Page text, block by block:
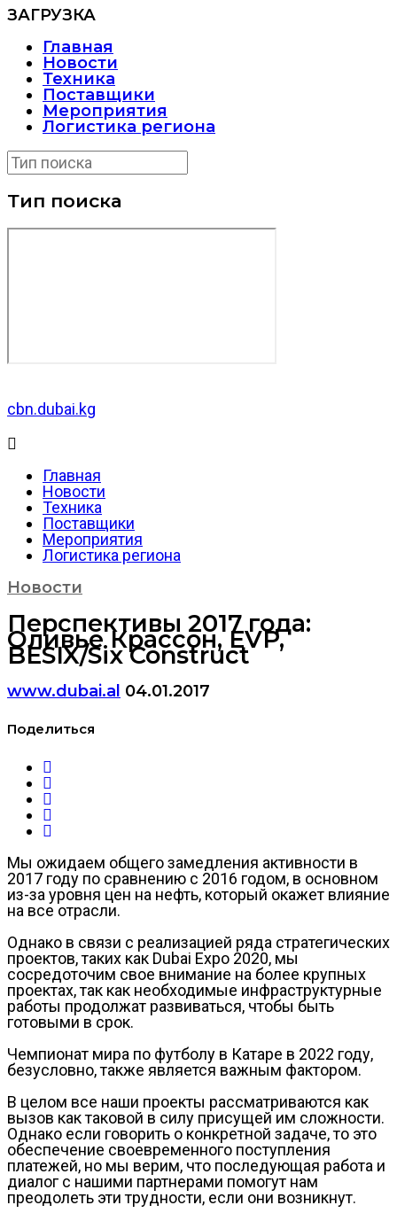
ЗАГРУЗКА
Главная
Новости
Техника
Поставщики
Мероприятия
Логистика региона
Тип поиска
cbn.dubai.kg
Главная
Новости
Техника
Поставщики
Мероприятия
Логистика региона
Новости
Перспективы 2017 года:
Оливье Крассон, EVP,
BESIX/Six Construct
www.dubai.al 04.01.2017
Поделиться
Мы ожидаем общего замедления активности в
2017 году по сравнению с 2016 годом, в основном
из-за уровня цен на нефть, который окажет влияние
на все отрасли.
Однако в связи с реализацией ряда стратегических
проектов, таких как Dubai Expo 2020, мы
сосредоточим свое внимание на более крупных
проектах, так как необходимые инфраструктурные
работы продолжат развиваться, чтобы быть
готовыми в срок.
Чемпионат мира по футболу в Катаре в 2022 году,
безусловно, также является важным фактором.
В целом все наши проекты рассматриваются как
вызов как таковой в силу присущей им сложности.
Однако если говорить о конкретной задаче, то это
обеспечение своевременного поступления
платежей, но мы верим, что последующая работа и
диалог с нашими партнерами помогут нам
преодолеть эти трудности, если они возникнут.